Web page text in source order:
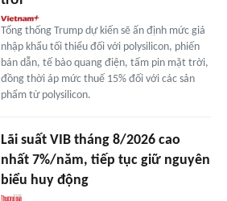
Tổng thống Trump dự kiến sẽ ấn định mức giá
nhập khẩu tối thiểu đối với polysilicon, phiến
bán dẫn, tế bào quang điện, tấm pin mặt trời,
đồng thời áp mức thuế 15% đối với các sản
phẩm từ polysilicon.
Lãi suất VIB tháng 8/2026 cao
nhất 7%/năm, tiếp tục giữ nguyên
biểu huy động